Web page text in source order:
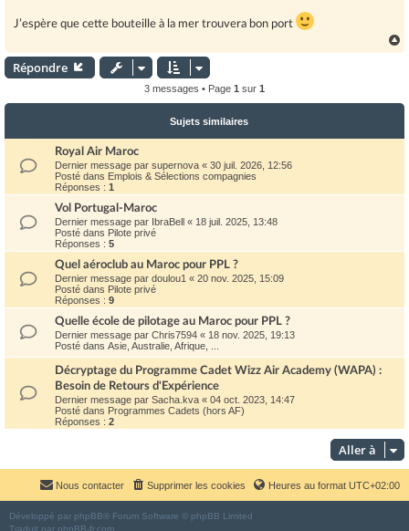
J’espère que cette bouteille à la mer trouvera bon port
a
Répondre
3 messages • Page 1 sur 1
Sujets similaires
Royal Air Maroc
Dernier message par supernova « 30 juil. 2026, 12:56
Posté dans Emplois & Sélections compagnies
Réponses : 1
Vol Portugal-Maroc
Dernier message par IbraBell « 18 juil. 2025, 13:48
Posté dans Pilote privé
Réponses : 5
Quel aéroclub au Maroc pour PPL ?
Dernier message par doulou1 « 20 nov. 2025, 15:09
Posté dans Pilote privé
Réponses : 9
Quelle école de pilotage au Maroc pour PPL ?
Dernier message par Chris7594 « 18 nov. 2025, 19:13
Posté dans Asie, Australie, Afrique, ...
Décryptage du Programme Cadet Wizz Air Academy (WAPA) :
Besoin de Retours d'Expérience
Dernier message par Sacha.kva « 04 oct. 2023, 14:47
Posté dans Programmes Cadets (hors AF)
Réponses : 2
Aller à
Heures au format UTC+02:00
Supprimer les cookies
Nous contacter
Développé par phpBB® Forum Software © phpBB Limited
Traduit par phpBB-fr.com